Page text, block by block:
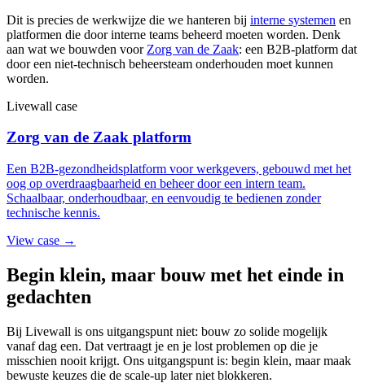
Dit is precies de werkwijze die we hanteren bij interne systemen en
platformen die door interne teams beheerd moeten worden. Denk
aan wat we bouwden voor Zorg van de Zaak: een B2B-platform dat
door een niet-technisch beheersteam onderhouden moet kunnen
worden.
Livewall case
Zorg van de Zaak platform
Een B2B-gezondheidsplatform voor werkgevers, gebouwd met het
oog op overdraagbaarheid en beheer door een intern team.
Schaalbaar, onderhoudbaar, en eenvoudig te bedienen zonder
technische kennis.
View case →
Begin klein, maar bouw met het einde in
gedachten
Bij Livewall is ons uitgangspunt niet: bouw zo solide mogelijk
vanaf dag een. Dat vertraagt je en je lost problemen op die je
misschien nooit krijgt. Ons uitgangspunt is: begin klein, maar maak
bewuste keuzes die de scale-up later niet blokkeren.